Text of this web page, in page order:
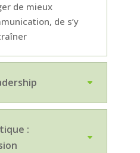
de mieux
de s’y
: